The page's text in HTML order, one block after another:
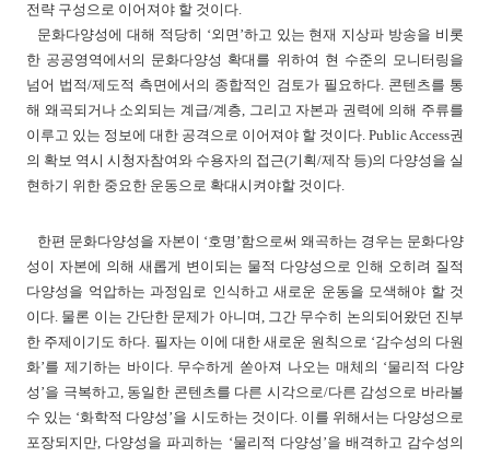
전략 구성으로 이어져야 할 것이다.
문화다양성에 대해 적당히 ‘외면’하고 있는 현재 지상파 방송을 비롯
한 공공영역에서의 문화다양성 확대를 위하여 현 수준의 모니터링을
넘어 법적/제도적 측면에서의 종합적인 검토가 필요하다. 콘텐츠를 통
해 왜곡되거나 소외되는 계급/계층, 그리고 자본과 권력에 의해 주류를
이루고 있는 정보에 대한 공격으로 이어져야 할 것이다. Public Access권
의 확보 역시 시청자참여와 수용자의 접근(기획/제작 등)의 다양성을 실
현하기 위한 중요한 운동으로 확대시켜야할 것이다.
한편 문화다양성을 자본이 ‘호명’함으로써 왜곡하는 경우는 문화다양
성이 자본에 의해 새롭게 변이되는 물적 다양성으로 인해 오히려 질적
다양성을 억압하는 과정임로 인식하고 새로운 운동을 모색해야 할 것
이다. 물론 이는 간단한 문제가 아니며, 그간 무수히 논의되어왔던 진부
한 주제이기도 하다. 필자는 이에 대한 새로운 원칙으로 ‘감수성의 다원
화’를 제기하는 바이다. 무수하게 쏟아져 나오는 매체의 ‘물리적 다양
성’을 극복하고, 동일한 콘텐츠를 다른 시각으로/다른 감성으로 바라볼
수 있는 ‘화학적 다양성’을 시도하는 것이다. 이를 위해서는 다양성으로
포장되지만, 다양성을 파괴하는 ‘물리적 다양성’을 배격하고 감수성의